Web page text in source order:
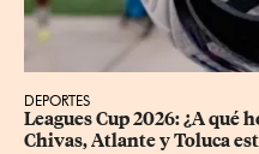
DEPORTES
Leagues Cup 2026: ¿A qué
Chivas, Atlante y Toluca